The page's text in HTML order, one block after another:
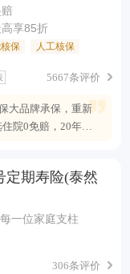
享85折
保 人工核保
5667条评价
大品牌承保，重新
院0免赔，20年安
定期寿险(泰然
一位家庭支柱
306条评价